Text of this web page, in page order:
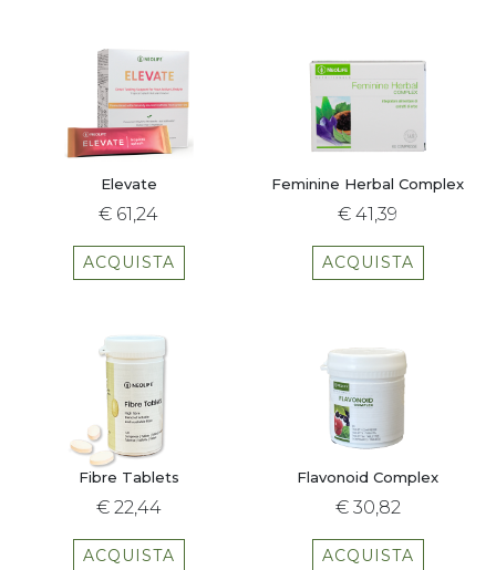
Elevate
€ 61,24
ACQUISTA
Feminine Herbal Complex
€ 41,39
ACQUISTA
Fibre Tablets
€ 22,44
ACQUISTA
Flavonoid Complex
€ 30,82
ACQUISTA